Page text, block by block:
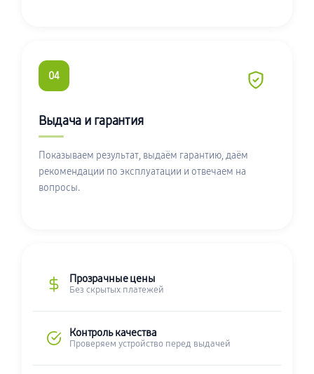
04
Выдача и гарантия
Показываем результат, выдаём гарантию, даём
рекомендации по эксплуатации и отвечаем на
вопросы.
Прозрачные цены
Без скрытых платежей
Контроль качества
Проверяем устройство перед выдачей